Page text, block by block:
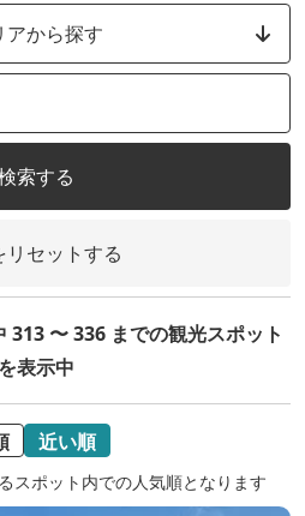
アから探す
索する
リセットする
313 〜 336 までの観光スポット
を表示中
近い順
スポット内での人気順となります